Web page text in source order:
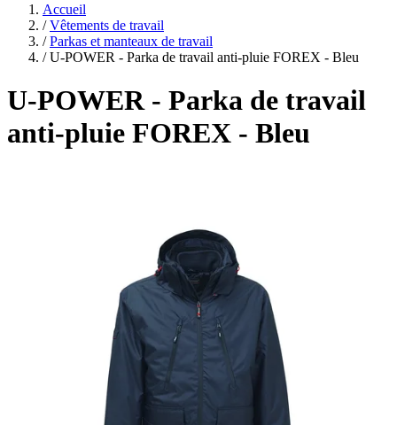
Accueil
/ Vêtements de travail
/ Parkas et manteaux de travail
/ U-POWER - Parka de travail anti-pluie FOREX - Bleu
U-POWER - Parka de travail
anti-pluie FOREX - Bleu